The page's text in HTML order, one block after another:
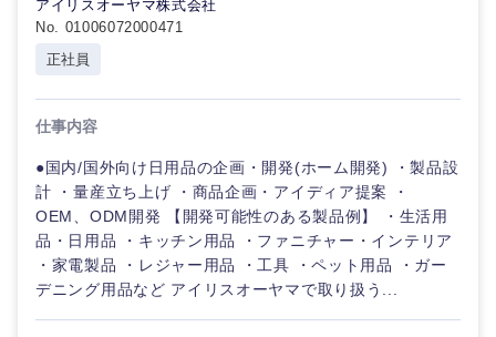
九州・沖縄
福岡県 佐賀県
アイリスオーヤマ株式会社
No. 01006072000471
正社員
仕事内容
●国内/国外向け日用品の企画・開発(ホーム開発) ・製品設
計 ・量産立ち上げ ・商品企画・アイディア提案 ・
OEM、ODM開発 【開発可能性のある製品例】 ・生活用
品・日用品 ・キッチン用品 ・ファニチャー・インテリア
・家電製品 ・レジャー用品 ・工具 ・ペット用品 ・ガー
デニング用品など アイリスオーヤマで取り扱う...